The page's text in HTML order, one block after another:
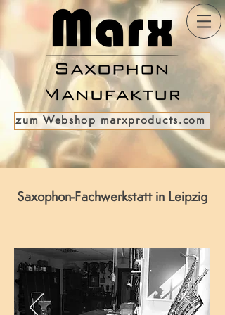
zum Webshop marxproducts.com
Saxophon-Fachwerkstatt in Leipzig